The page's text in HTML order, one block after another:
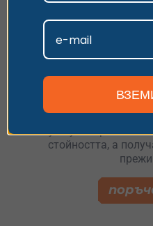
Не знаеш
Купи универсална
стойността, а